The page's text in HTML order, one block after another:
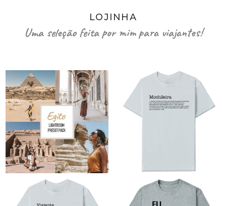
LOJINHA
Uma seleção feita por mim para viajantes!
original
atual